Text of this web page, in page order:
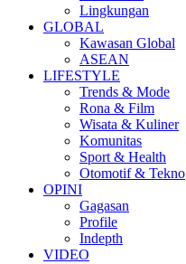
Lingkungan
GLOBAL
Kawasan Global
ASEAN
LIFESTYLE
Trends & Mode
Rona & Film
Wisata & Kuliner
Komunitas
Sport & Health
Otomotif & Tekno
OPINI
Gagasan
Profile
Indepth
VIDEO